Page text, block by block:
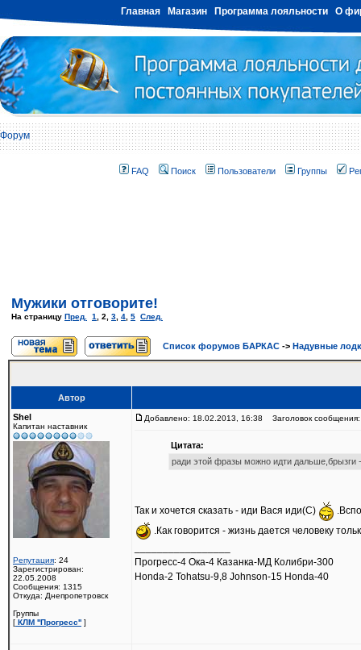
Главная Магазин Программа лояльности О
Форум
FAQ Поиск Пользователи Группы
Мужики отговорите!
На страницу Пред. 1 2 3 4 5 След.
Список форумов БАРКАС -> Надувные
Автор
Shel
Капитан наставник
Репутация: 24
Зарегистрирован:
22.05.2008
Сообщения: 1315
Откуда: Днепропетровск
Группы
[ КЛМ ''Прогресс'' ]
Добавлено: 18.02.2013, 16:38 Заголовок сообщения:
Цитата:
ради этой фразы можно идти дальше,брызги
Так и хочется сказать - иди Вася иди(С)
.Как говорится - жизнь дается человеку
Прогресс-4 Ока-4 Казанка-МД Колибри-300
Honda-2 Tohatsu-9,8 Johnson-15 Honda-40